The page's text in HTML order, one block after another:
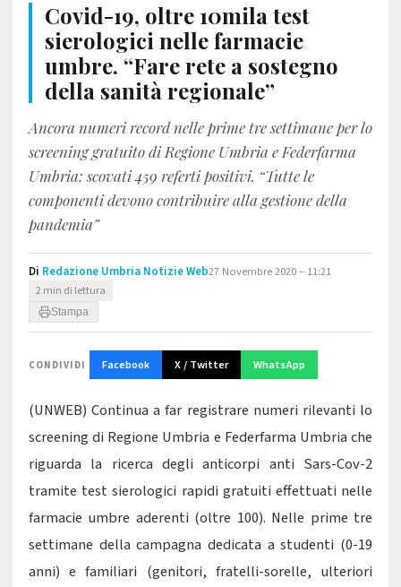
Covid-19, oltre 10mila test
sierologici nelle farmacie
umbre. “Fare rete a sostegno
della sanità regionale”
Ancora numeri record nelle prime tre settimane per lo
screening gratuito di Regione Umbria e Federfarma
Umbria: scovati 459 referti positivi. “Tutte le
componenti devono contribuire alla gestione della
pandemia”
Di Redazione Umbria Notizie Web27 Novembre 2020 – 11:21
2 min di lettura
Stampa
CONDIVIDI Facebook X / Twitter WhatsApp
(UNWEB) Continua a far registrare numeri rilevanti lo
screening di Regione Umbria e Federfarma Umbria che
riguarda la ricerca degli anticorpi anti Sars-Cov-2
tramite test sierologici rapidi gratuiti effettuati nelle
farmacie umbre aderenti (oltre 100). Nelle prime tre
settimane della campagna dedicata a studenti (0-19
anni) e familiari (genitori, fratelli-sorelle, ulteriori